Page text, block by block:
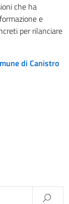
che ha
e
per rilanciare
di Canistro